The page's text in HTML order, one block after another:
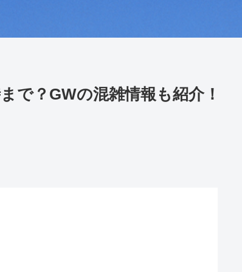
で？GWの混雑情報も紹介！